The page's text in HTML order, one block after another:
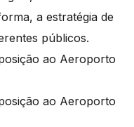
a estratégia de
públicos.